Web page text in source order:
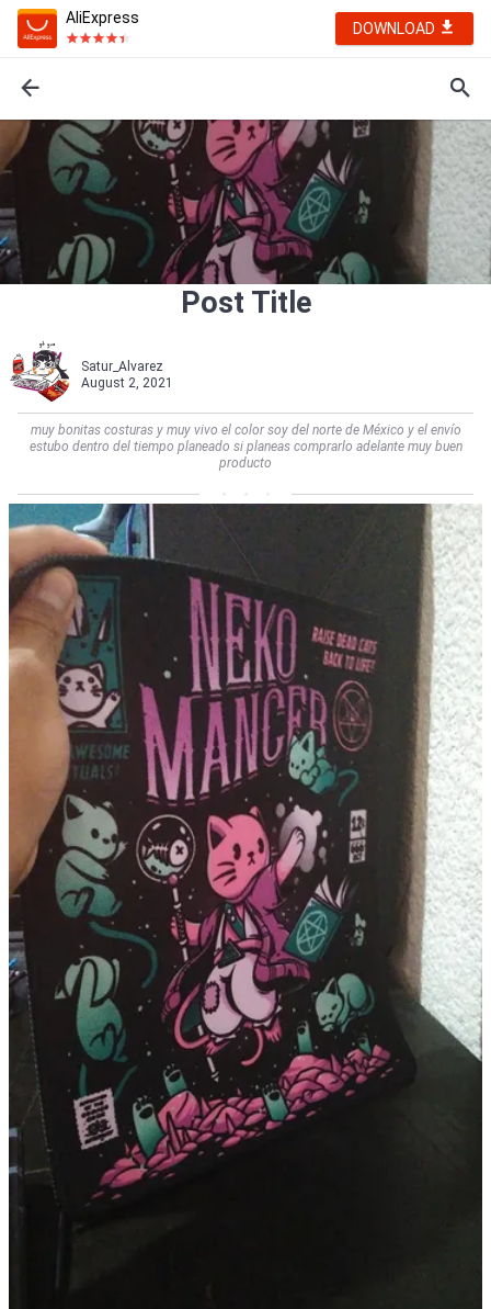
AliExpress
DOWNLOAD
Post Title
Satur_Alvarez
August 2, 2021
muy bonitas costuras y muy vivo el color soy del norte de México y el envío
estubo dentro del tiempo planeado si planeas comprarlo adelante muy buen
producto